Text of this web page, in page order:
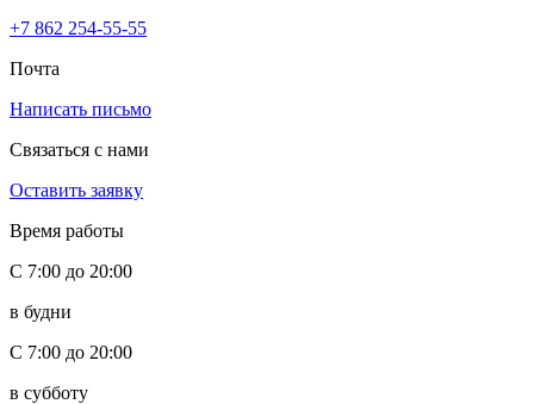
+7 862 254-55-55
Почта
Написать письмо
Связаться с нами
Оставить заявку
Время работы
С 7:00 до 20:00
в будни
С 7:00 до 20:00
в субботу